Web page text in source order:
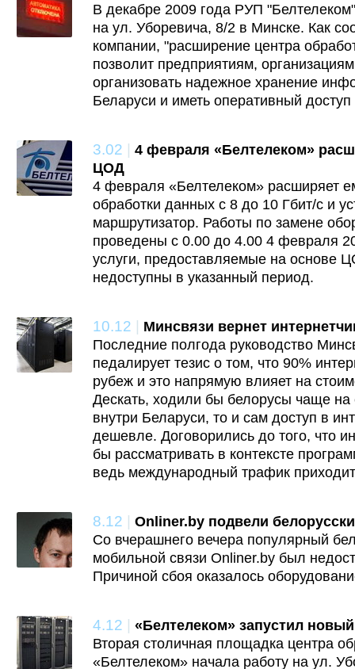
В декабре 2009 года РУП
на ул. Уборевича, 8/2 в Минске. Как
компании, "расширение центра
позволит предприятиям,
организовать надежное хранение
Беларуси и иметь оперативный
3.02 | 4 февраля «Белтелеком»
ЦОД
4 февраля «Белтелеком» расширяет
обработки данных с 8 до 10 Гбит/с и
маршрутизатор. Работы по замене
проведены с 0.00 до 4.00 4 февраля
услуги, предоставляемые на основе
недоступны в указанный период.
10.12 | Минсвязи вернет
Последние полгода руководство
педалирует тезис о том, что 90%
рубеж и это напрямую влияет на
Дескать, ходили бы белорусы чаще
внутри Беларуси, то и сам доступ в
дешевле. Договорились до того, что
бы рассматривать в контексте
ведь международный трафик
8.12 | Onliner.by подвели
Со вчерашнего вечера популярный
мобильной связи Onliner.by был
Причиной сбоя оказалось
4.12 | «Белтелеком» запустил
Вторая столичная площадка центра
«Белтелеком» начала работу на ул.